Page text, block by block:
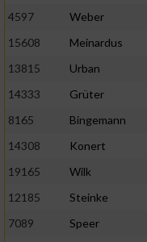
4597
Weber
15608
Meinardus
13815
Urban
14333
Grüter
8165
Bingemann
14308
Konert
19165
Wilk
12185
Steinke
7089
Speer